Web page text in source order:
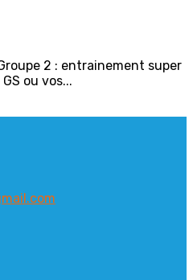
2 : entrainement super
ou vos...